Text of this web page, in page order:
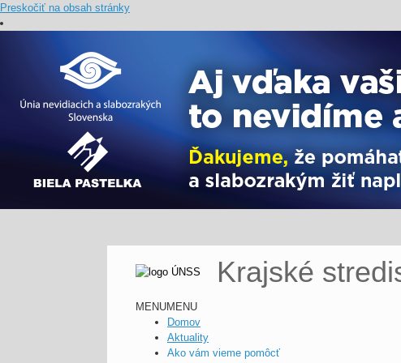
Preskočiť na obsah stránky
Krajské
MENUMENU
Domov
Aktuality
Ako vám vieme pomôcť